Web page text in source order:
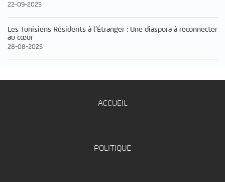
22-09-2025
Les Tunisiens Résidents à l’Étranger : Une diaspora à reconnecter
au cœur
28-08-2025
ACCUEIL
POLITIQUE